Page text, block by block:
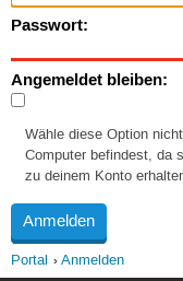
Passwort:
Angemeldet bleiben:
Wähle diese Option
Computer befindest, da
zu deinem Konto
Portal Anmelden